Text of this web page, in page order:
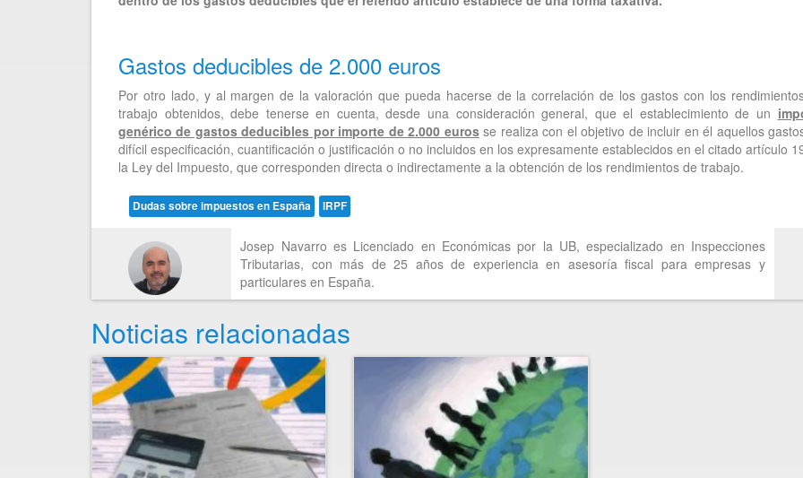
Gastos deducibles de 2.000 euros
Por otro lado, y al margen de la valoración que pueda hacerse de la correlación de los gastos con los
trabajo obtenidos, debe tenerse en cuenta, desde una consideración general, que el establecimiento de un
genérico de gastos deducibles por importe de 2.000 eurosse realiza con el objetivo de incluir en él aquellos
difícil especificación, cuantificación o justificación o no incluidos en los expresamente establecidos en el citado artículo
la Ley del Impuesto, que corresponden directa o indirectamente a la obtención de los rendimientos de trabajo.
Dudas sobre impuestos en España IRPF
Josep Navarro es Licenciado en Económicas por la UB, especializado en Inspecciones
Tributarias, con más de 25 años de experiencia en asesoría fiscal para empresas y
particulares en España.
Noticias relacionadas